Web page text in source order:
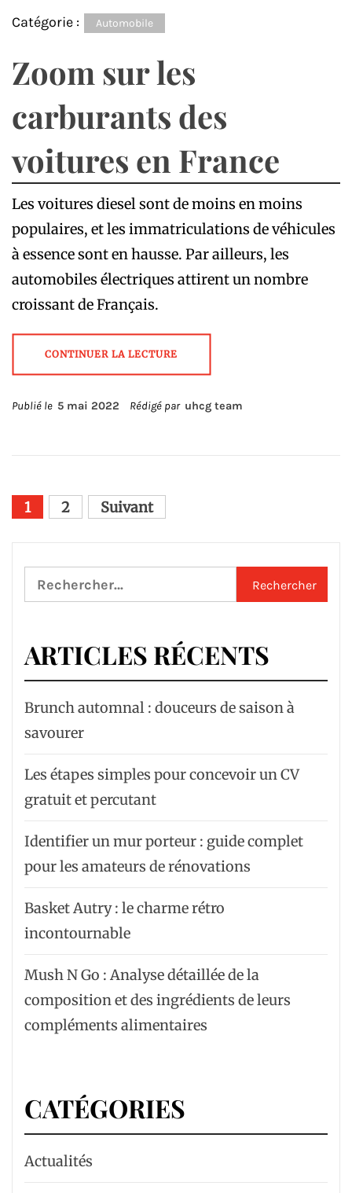
Catégorie : Automobile
Zoom sur les
carburants des
voitures en France
Les voitures diesel sont de moins en moins
populaires, et les immatriculations de véhicules
à essence sont en hausse. Par ailleurs, les
automobiles électriques attirent un nombre
croissant de Français.
CONTINUER LA LECTURE
Publié le 5 mai 2022 Rédigé par uhcg team
Pagination
publications
1 2 Suivant
Rechercher :
ARTICLES RÉCENTS
Brunch automnal : douceurs de saison à
savourer
Les étapes simples pour concevoir un CV
gratuit et percutant
Identifier un mur porteur : guide complet
pour les amateurs de rénovations
Basket Autry : le charme rétro
incontournable
Mush N Go : Analyse détaillée de la
composition et des ingrédients de leurs
compléments alimentaires
CATÉGORIES
Actualités